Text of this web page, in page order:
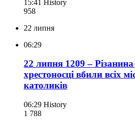
15:41 History
958
22 липня
06:29
22 липня 1209 –
хрестоносці вбили всіх
католиків
06:29 History
1 788